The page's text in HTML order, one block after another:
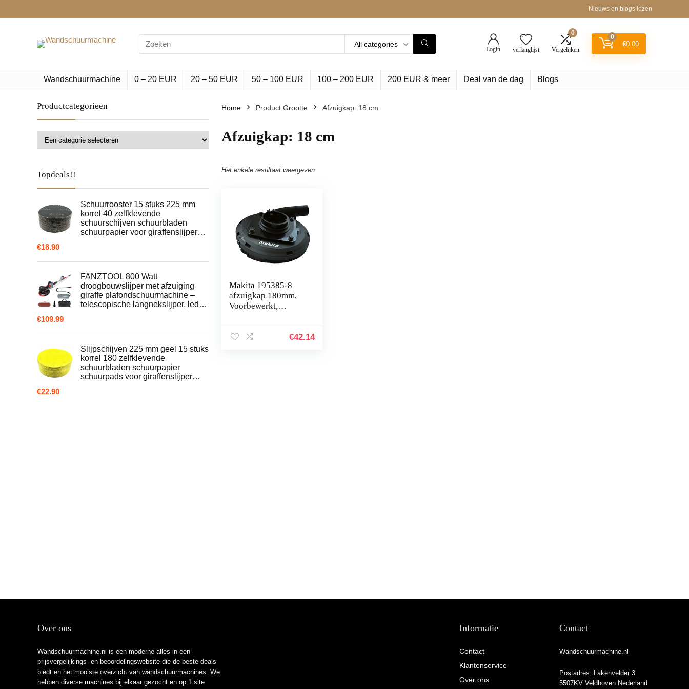
Nieuws en blogs lezen
Search
for:
All categories
Login verlanglijst
0
Vergelijken
0
€0.00
Wandschuurmachine 0 – 20 EUR 20 – 50 EUR 50 – 100 EUR 100 – 200 EUR 200 EUR & meer Deal van de dag Blogs
Productcategorieën
Topdeals!!
Schuurrooster 15 stuks 225 mm
korrel 40 zelfklevende
schuurschijven schuurbladen
schuurpapier voor giraffenslijper…
€18.90
FANZTOOL 800 Watt
droogbouwslijper met afzuiging
giraffe plafondschuurmachine –
telescopische langnekslijper, led…
€109.99
Slijpschijven 225 mm geel 15 stuks
korrel 180 zelfklevende
schuurbladen schuurpapier
schuurpads voor giraffenslijper…
€22.90
Home Product Grootte ‎Afzuigkap: 18 cm
‎Afzuigkap: 18 cm
Het enkele resultaat weergeven
Makita 195385-8
afzuigkap 180mm,
Voorbewerkt,
€42.14
Over ons
Wandschuurmachine.nl is een moderne alles-in-één
prijsvergelijkings- en beoordelingswebsite die de beste deals
biedt en het mooiste overzicht van wandschuurmachines. We
hebben diverse machines bij elkaar gezocht en op 1 site
Informatie
Contact
Klantenservice
Over ons
Contact
Wandschuurmachine.nl
Postadres: Lakenvelder 3
5507KV Veldhoven Nederland